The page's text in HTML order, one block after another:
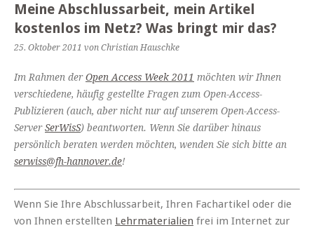
Meine Abschlussarbeit, mein Artikel
kostenlos im Netz? Was bringt mir das?
25. Oktober 2011 von Christian Hauschke
Im Rahmen derOpen Access Week 2011 möchten wir Ihnen
verschiedene, häufig gestellte Fragen zum Open-Access-
Publizieren (auch, aber nicht nur auf unserem Open-Access-
ServerSerWisS) beantworten. Wenn Sie darüber hinaus
persönlich beraten werden möchten, wenden Sie sich bitte an
serwiss@fh-hannover.de!
Wenn Sie Ihre Abschlussarbeit, Ihren Fachartikel oder die
von Ihnen erstellten Lehrmaterialien frei im Internet zur